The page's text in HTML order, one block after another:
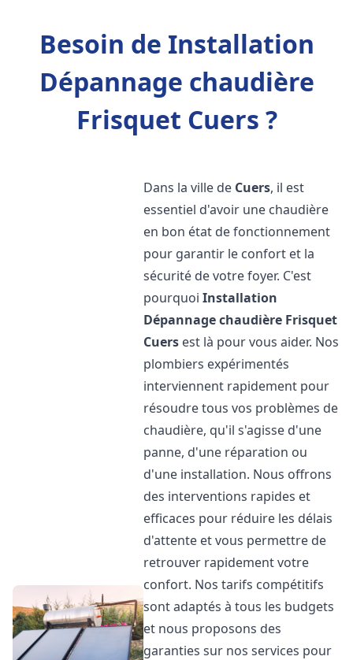
Besoin de Installation
Dépannage chaudière
Frisquet Cuers ?
Dans la ville de Cuers, il est
essentiel d'avoir une chaudière
en bon état de fonctionnement
pour garantir le confort et la
sécurité de votre foyer. C'est
pourquoiInstallation
Dépannage chaudière Frisquet
Cuers est là pour vous aider. Nos
plombiers expérimentés
interviennent rapidement pour
résoudre tous vos problèmes de
chaudière, qu'il s'agisse d'une
panne, d'une réparation ou
d'une installation. Nous offrons
des interventions rapides et
efficaces pour réduire les délais
d'attente et vous permettre de
retrouver rapidement votre
confort. Nos tarifs compétitifs
sont adaptés à tous les budgets
et nous proposons des
garanties sur nos services pour